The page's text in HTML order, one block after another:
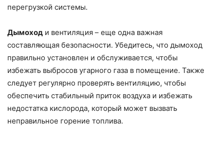
перегрузкой системы.
Дымоход и вентиляция – еще одна важная
составляющая безопасности. Убедитесь, что дымоход
правильно установлен и обслуживается, чтобы
избежать выбросов угарного газа в помещение. Также
следует регулярно проверять вентиляцию, чтобы
обеспечить стабильный приток воздуха и избежать
недостатка кислорода, который может вызвать
неправильное горение топлива.